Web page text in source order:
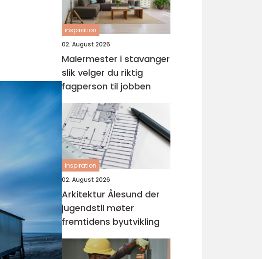
inspiration
02. August 2026
Malermester i stavanger
slik velger du riktig
fagperson til jobben
inspiration
02. August 2026
Arkitektur Ålesund der
jugendstil møter
fremtidens byutvikling